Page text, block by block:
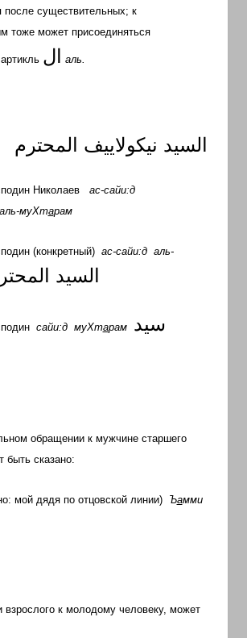
после существительных; к
тоже может присоединяться
ال аль.
السيد نيكولاييف المحترم
Николаев ас-сайи:д
муХтарам
(конкретный) ас-сайи:д аль-
السيد
сайи:д муХтарам سيد
обращении к мужчине старшего
быть сказано:
мой дядя по отцовской линии) Ъамми
взрослого к молодому человеку, может